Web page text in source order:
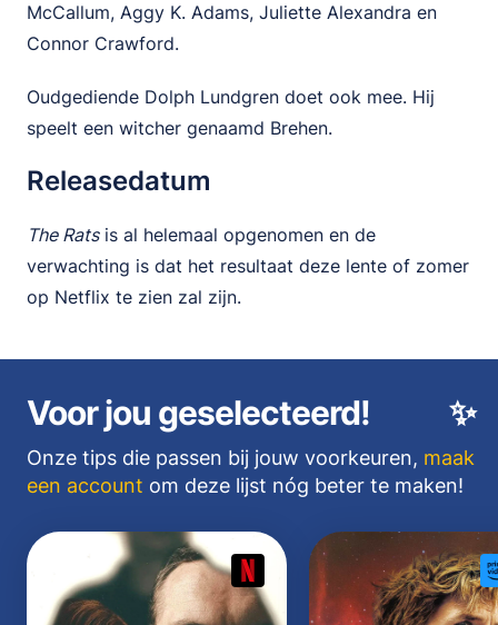
McCallum, Aggy K. Adams, Juliette Alexandra en
Connor Crawford.
Oudgediende Dolph Lundgren doet ook mee. Hij
speelt een witcher genaamd Brehen.
Releasedatum
The Ratsis al helemaal opgenomen en de
verwachting is dat het resultaat deze lente of zomer
op Netflix te zien zal zijn.
✨
Voor jou geselecteerd!
Onze tips die passen bij jouw voorkeuren, maak
een account om deze lijst nóg beter te maken!